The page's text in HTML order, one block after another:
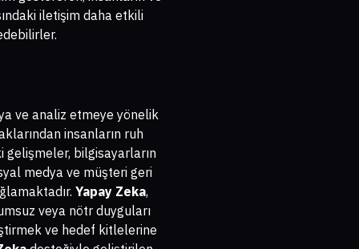
iletişim daha etkili
ve analiz etmeye yönelik
insanların ruh
bilgisayarların
medya ve müşteri geri
Yapay Zeka,
veya nötr duyguları
ve hedef kitlelerine